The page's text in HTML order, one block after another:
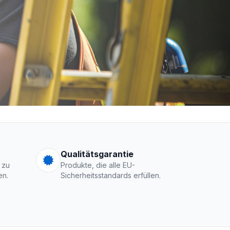
Logo
Qualitätsgarantie
Produkte, die alle EU-
Sicherheitsstandards erfüllen.